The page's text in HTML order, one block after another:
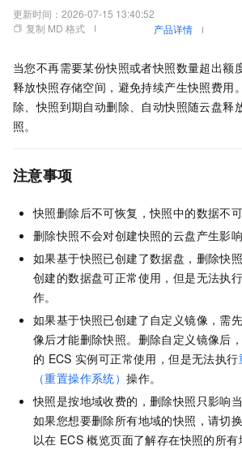
更新时间： 2026-07-15 13:40:52
复制 MD 格式
产品详情
当您不再需要某份快照或者快照数量超出额
释放快照存储空间，避免持续产生快照费用
除、快照到期自动删除、自动快照随云盘释
照。
注意事项
快照删除后不可恢复，快照中的数据不
删除快照不会对创建快照的云盘产生影
如果基于快照已创建了数据盘，删除快
创建的数据盘可正常使用，但是无法执
作。
如果基于快照已创建了自定义镜像，需
像后才能删除快照。删除自定义镜像后
的 ECS 实例可正常使用，但是无法执行
（重置操作系统）操作。
快照是按地域收费的，删除快照只影响
如果您想要删除所有地域的快照，请切
以在 ECS 概览页面了解存在快照的所